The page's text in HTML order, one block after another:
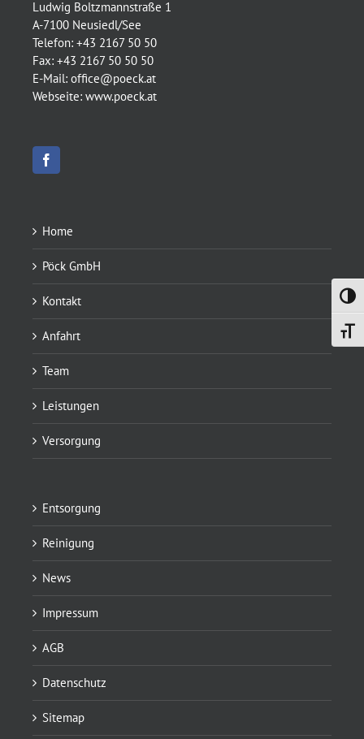
Ludwig Boltzmannstraße 1
A-7100 Neusiedl/See
Telefon: +43 2167 50 50
Fax: +43 2167 50 50 50
E-Mail: office@poeck.at
Webseite: www.poeck.at
Home
Pöck GmbH
Kontakt
Anfahrt
Team
Leistungen
Versorgung
Entsorgung
Reinigung
News
Impressum
AGB
Datenschutz
Sitemap